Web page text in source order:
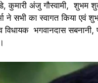
कुमारी अंजु गौस्वामी, शुभम
ने सभी का स्वागत किया एवं
भगवानदास सबनानी,